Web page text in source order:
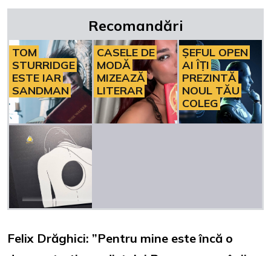
Recomandări
TOM
STURRIDGE
ESTE IAR
SANDMAN
CASELE DE
MODĂ
MIZEAZĂ
LITERAR
ȘEFUL OPEN
AI ÎȚI
PREZINTĂ
NOUL TĂU
COLEG
Felix Drăghici: ”Pentru mine este încă o